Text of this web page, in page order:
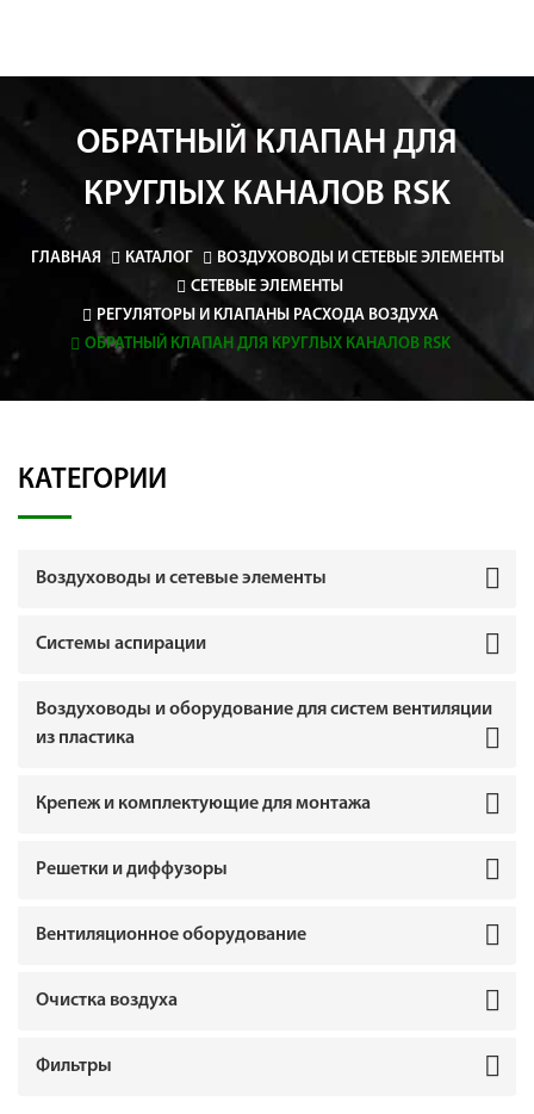
ОБРАТНЫЙ КЛАПАН ДЛЯ
КРУГЛЫХ КАНАЛОВ RSK
ГЛАВНАЯ КАТАЛОГ
ВОЗДУХОВОДЫ И СЕТЕВЫЕ ЭЛЕМЕНТЫ
СЕТЕВЫЕ ЭЛЕМЕНТЫ
РЕГУЛЯТОРЫ И КЛАПАНЫ РАСХОДА ВОЗДУХА
ОБРАТНЫЙ КЛАПАН ДЛЯ КРУГЛЫХ КАНАЛОВ RSK
КАТЕГОРИИ
Воздуховоды и сетевые элементы
Системы аспирации
Воздуховоды и оборудование для систем вентиляции
из пластика
Крепеж и комплектующие для монтажа
Решетки и диффузоры
Вентиляционное оборудование
Очистка воздуха
Фильтры